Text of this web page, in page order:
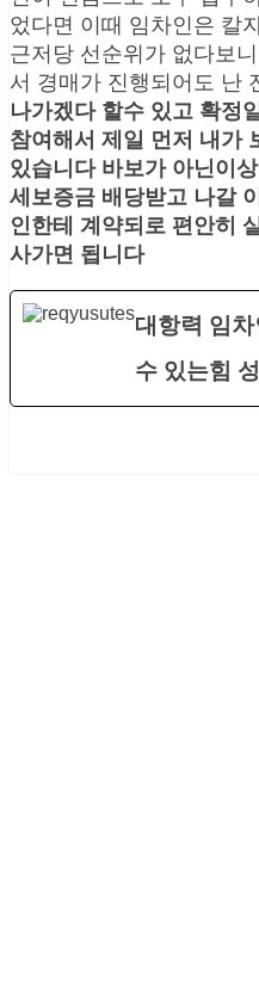
었다면 이때 임차인은 칼
근저당 선순위가 없다보
서 경매가 진행되어도 난
나가겠다 할수 있고 확정
참여해서 제일 먼저 내가
있습니다 바보가 아닌이
세보증금 배당받고 나갈
인한테 계약되로 편안히
사가면 됩니다
대항력 임
수 있는힘